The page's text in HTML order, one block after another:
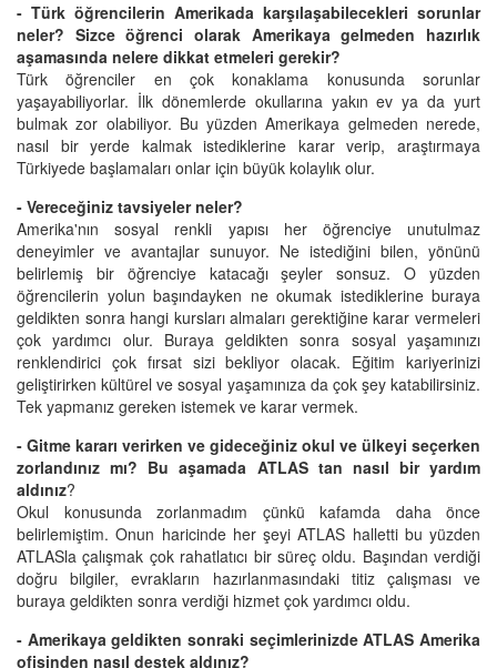
- Türk öğrencilerin Amerikada karşılaşabilecekleri sorunlar
neler? Sizce öğrenci olarak Amerikaya gelmeden hazırlık
aşamasında nelere dikkat etmeleri gerekir?
Türk öğrenciler en çok konaklama konusunda sorunlar
yaşayabiliyorlar. İlk dönemlerde okullarına yakın ev ya da yurt
bulmak zor olabiliyor. Bu yüzden Amerikaya gelmeden nerede,
nasıl bir yerde kalmak istediklerine karar verip, araştırmaya
Türkiyede başlamaları onlar için büyük kolaylık olur.
- Vereceğiniz tavsiyeler neler?
Amerika'nın sosyal renkli yapısı her öğrenciye unutulmaz
deneyimler ve avantajlar sunuyor. Ne istediğini bilen, yönünü
belirlemiş bir öğrenciye katacağı şeyler sonsuz. O yüzden
öğrencilerin yolun başındayken ne okumak istediklerine buraya
geldikten sonra hangi kursları almaları gerektiğine karar vermeleri
çok yardımcı olur. Buraya geldikten sonra sosyal yaşamınızı
renklendirici çok fırsat sizi bekliyor olacak. Eğitim kariyerinizi
geliştirirken kültürel ve sosyal yaşamınıza da çok şey katabilirsiniz.
Tek yapmanız gereken istemek ve karar vermek.
- Gitme kararı verirken ve gideceğiniz okul ve ülkeyi seçerken
zorlandınız mı? Bu aşamada ATLAS tan nasıl bir yardım
aldınız?
Okul konusunda zorlanmadım çünkü kafamda daha önce
belirlemiştim. Onun haricinde her şeyi ATLAS halletti bu yüzden
ATLASla çalışmak çok rahatlatıcı bir süreç oldu. Başından verdiği
doğru bilgiler, evrakların hazırlanmasındaki titiz çalışması ve
buraya geldikten sonra verdiği hizmet çok yardımcı oldu.
- Amerikaya geldikten sonraki seçimlerinizde ATLAS Amerika
ofisinden nasıl destek aldınız?